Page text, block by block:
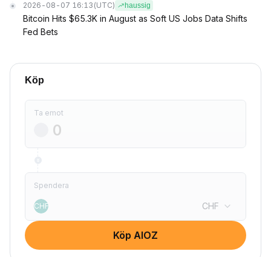
2026-08-07 16:13 (UTC) haussig
Bitcoin Hits $65.3K in August as Soft US Jobs Data Shifts
Fed Bets
Köp
Ta emot
Spendera
CHF CHF
Köp AIOZ